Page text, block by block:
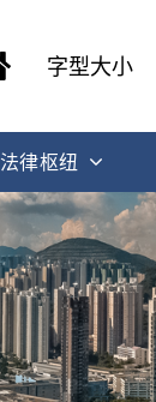
字型大小
法律枢纽